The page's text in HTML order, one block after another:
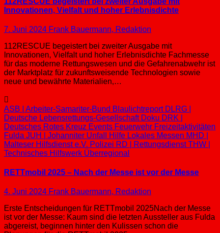
Innovationen, Vielfalt und hoher Erlebnisdichte
7. Juni 2024 Frank Bauermann, Redaktion
112RESCUE begeistert bei zweiter Ausgabe mit
Innovationen, Vielfalt und hoher Erlebnisdichte Fachmesse
für das moderne Rettungswesen und die Gefahrenabwehr ist
der Marktplatz für zukunftsweisende Technologien sowie
neue und bewährte Materialien,…
ASB | Arbeiter-Samariter-Bund Blaulichtreport DLRG |
Deutsche Lebensrettungs-Gesellschaft Doku DRK |
Deutsches Rotes Kreuz Events Feuerwehr Freizeitaktivitäten
Fulda JUH | Johanniter Unfall Hilfe Lokales Messen MHD |
Malteser Hilfsdienst e.V. Polizei RD | RettungsdienstTHW |
Technisches Hilfswerk Überregional
RETTmobil 2025 – Nach der Messe ist vor der Messe
4. Juni 2024 Frank Bauermann, Redaktion
Erste Entscheidungen für RETTmobil 2025Nach der Messe
ist vor der Messe: Kaum sind die letzten Aussteller aus Fulda
abgereist, beginnen hinter den Kulissen schon die